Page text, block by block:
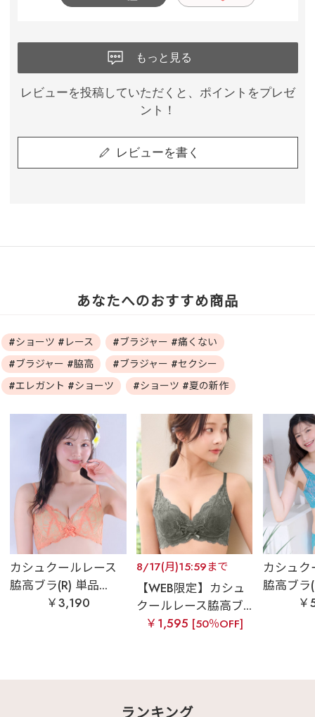
もっと見る
レビューを投稿していただくと、ポイントをプレゼ
ント！
レビューを書く
あなたへのおすすめ商品
#ショーツ #レース
#ブラジャー #痛くない
#ブラジャー #脇高
#ブラジャー #セクシー
#エレガント #ショーツ
#ショーツ #夏の新作
カシュクールレース
脇高ブラ(R) 単品...
￥3,190
8/17(月)15:59まで
【WEB限定】カシュ
クールレース脇高ブ...
￥1,595 [50％OFF]
カシュク
脇高ブラ